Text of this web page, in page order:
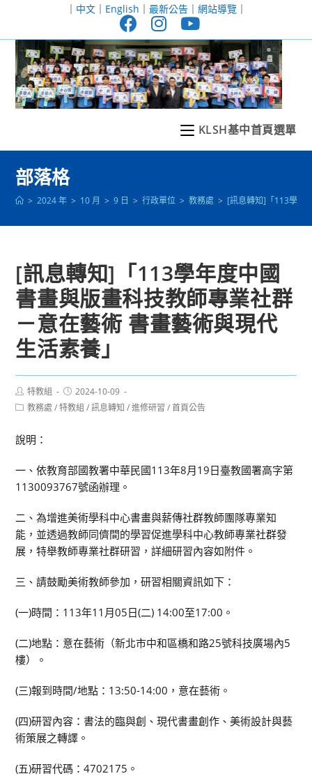
至
｜ 中文｜ English ｜ 最新公告｜ 網站導覽｜
KLSH基中首頁選單
部落格
> 2024 年 > 10 月 > 9 日 > 行政單位 > 教務處 > [訊息轉知]「113學年
[訊息轉知]「113學年度中國
書畫與版畫科技教師專業社群
－意在藝術 書畫藝術與現代
生活素養」
Post
author:
特教組
Post
published:
2024-10-09
Post教務處 / 特教組 / 訊息轉知 / 進修研習 / 首頁公告
說明：
一、依教育部國教署中華民國113年8月19日臺教國署高字第
1130093767號函辦理。
二、為增進美術學科中心書畫與薪傳社群教師團隊專業知
能，並透過教師同儕間的學習促進學科中心教師專業社群發
展，特舉教師專業社群研習，詳細研習內容如附件。
三、請鼓勵美術教師參加，研習相關資訊如下：
(一)時間：113年11月05日(二) 14:00至17:00。
(二)地點：意在藝術（新北市中和區橋和路25號科技廣場內5
樓）。
(三)報到時間/地點：13:50-14:00，意在藝術。
(四)研習內容：書法的臨與創、現代書畫創作、美術設計與藝
術策展之轉譯。
(五)研習代碼：4702175。